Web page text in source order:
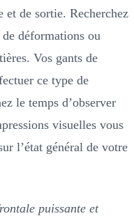
et de sortie. Recherchez
déformations ou
Vos gants de
ce type de
le temps d’observer
visuelles vous
l’état général de votre
puissante et